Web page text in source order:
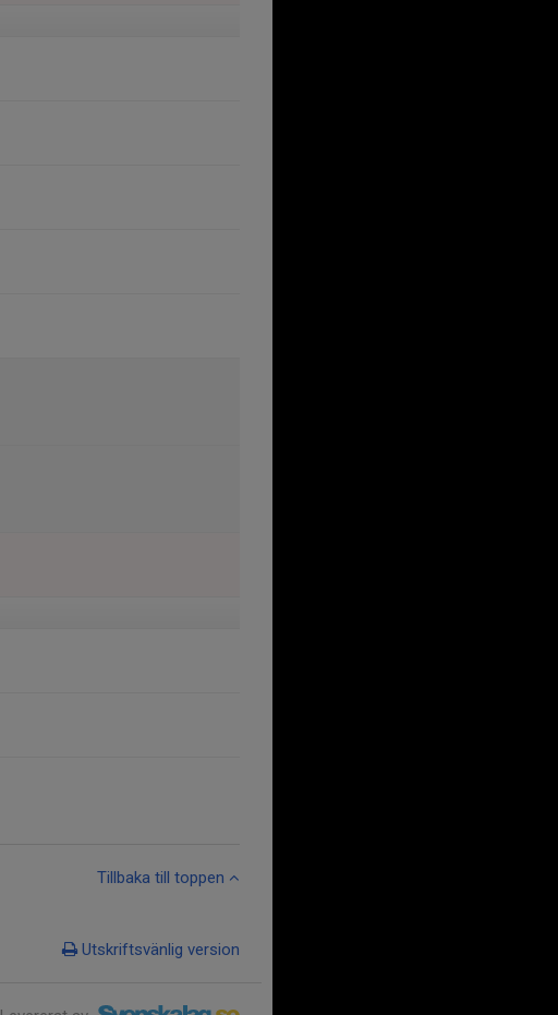
Tillbaka till toppen
Utskriftsvänlig version